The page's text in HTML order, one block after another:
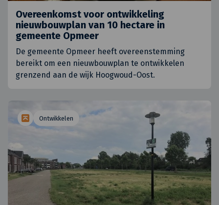
Overeenkomst voor ontwikkeling
nieuwbouwplan van 10 hectare in
gemeente Opmeer
De gemeente Opmeer heeft overeenstemming
bereikt om een nieuwbouwplan te ontwikkelen
grenzend aan de wijk Hoogwoud-Oost.
Ontwikkelen